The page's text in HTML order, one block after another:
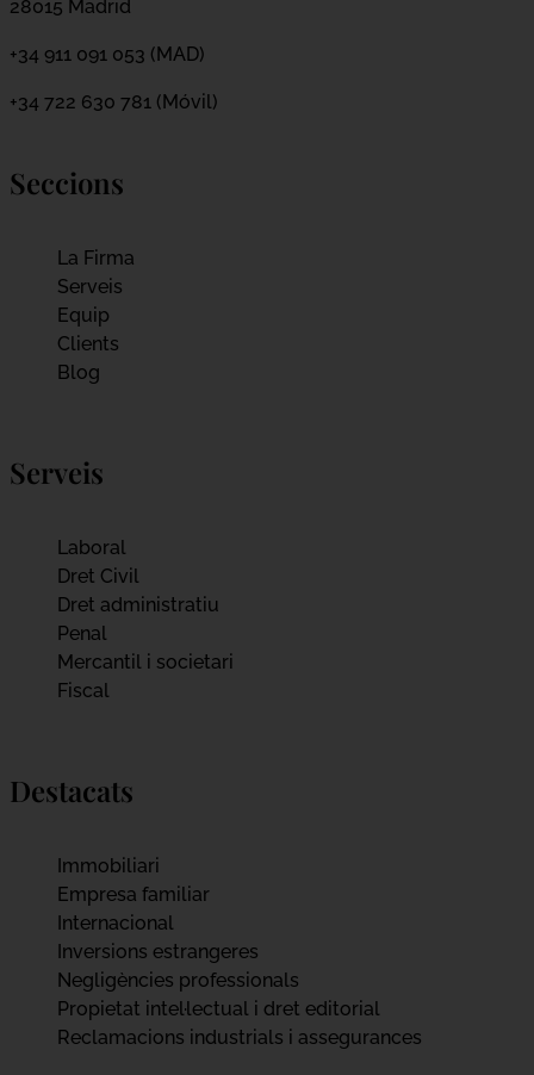
28015 Madrid
+34 911 091 053 (MAD)
+34 722 630 781 (Móvil)
Seccions
La Firma
Serveis
Equip
Clients
Blog
Serveis
Laboral
Dret Civil
Dret administratiu
Penal
Mercantil i societari
Fiscal
Destacats
Immobiliari
Empresa familiar
Internacional
Inversions estrangeres
Negligències professionals
Propietat intel·lectual i dret editorial
Reclamacions industrials i assegurances